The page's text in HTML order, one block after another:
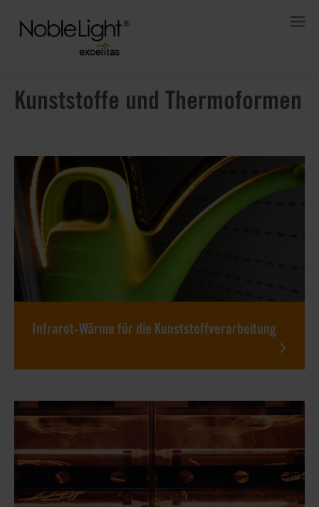
Kunststoffe und Thermoformen
Infrarot-Wärme für die Kunststoffverarbeitung